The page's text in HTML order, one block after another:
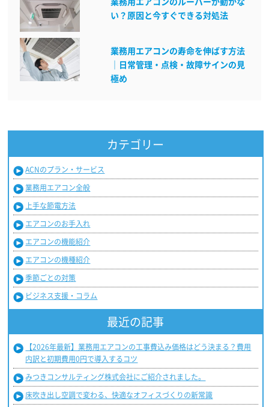
い？原因と今すぐできる対処法
業務用エアコンの寿命を伸ばす方法
｜日常管理・点検・故障サインの見
極め
カテゴリー
ACNのプラン・サービス
業務用エアコン全般
上手な節電方法
エアコンのお手入れ
エアコンの機能紹介
エアコンの機種紹介
季節ごとの対策
ビジネス支援・コラム
最近の記事
【2026年最新】業務用エアコンの工事費込み価格はどう決まる？費用
内訳と初期費用0円で導入するコツ
みつきコンサルティング株式会社にご紹介されました。
床吹き出し空調で変わる、快適なオフィスづくりの新常識